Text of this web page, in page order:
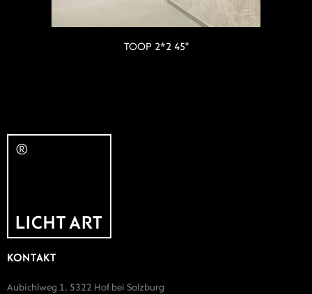
TOOP 2*2 45°
KONTAKT
Aubichlweg 1, 5322 Hof bei Salzburg